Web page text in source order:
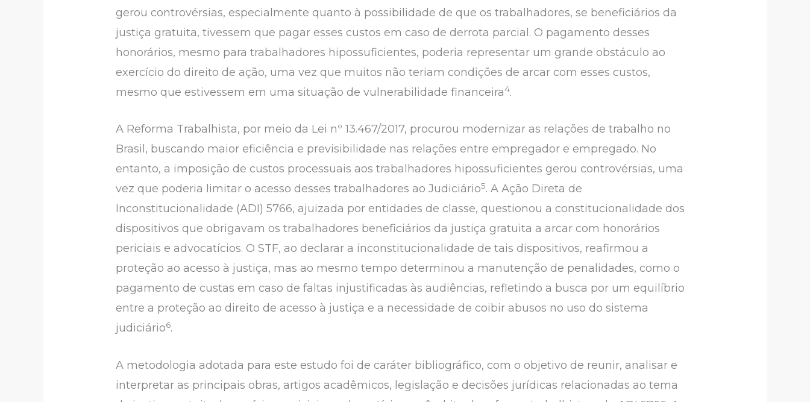
gerou controvérsias, especialmente quanto à possibilidade de que os trabalhadores, se beneficiários da
justiça gratuita, tivessem que pagar esses custos em caso de derrota parcial. O pagamento desses
honorários, mesmo para trabalhadores hipossuficientes, poderia representar um grande obstáculo ao
exercício do direito de ação, uma vez que muitos não teriam condições de arcar com esses custos,
mesmo que estivessem em uma situação de vulnerabilidade financeira4.
A Reforma Trabalhista, por meio da Lei nº 13.467/2017, procurou modernizar as relações de trabalho no
Brasil, buscando maior eficiência e previsibilidade nas relações entre empregador e empregado. No
entanto, a imposição de custos processuais aos trabalhadores hipossuficientes gerou controvérsias, uma
vez que poderia limitar o acesso desses trabalhadores ao Judiciário5. A Ação Direta de
Inconstitucionalidade (ADI) 5766, ajuizada por entidades de classe, questionou a constitucionalidade dos
dispositivos que obrigavam os trabalhadores beneficiários da justiça gratuita a arcar com honorários
periciais e advocatícios. O STF, ao declarar a inconstitucionalidade de tais dispositivos, reafirmou a
proteção ao acesso à justiça, mas ao mesmo tempo determinou a manutenção de penalidades, como o
pagamento de custas em caso de faltas injustificadas às audiências, refletindo a busca por um equilíbrio
entre a proteção ao direito de acesso à justiça e a necessidade de coibir abusos no uso do sistema
judiciário6.
A metodologia adotada para este estudo foi de caráter bibliográfico, com o objetivo de reunir, analisar e
interpretar as principais obras, artigos acadêmicos, legislação e decisões jurídicas relacionadas ao tema